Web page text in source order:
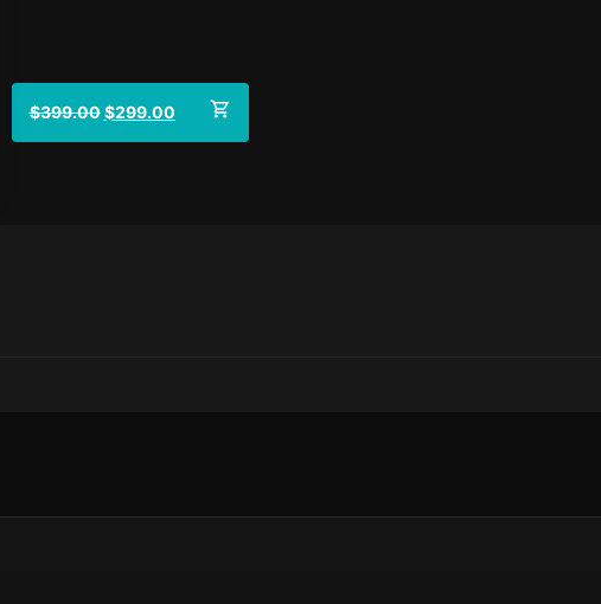
$399.00 $299.00